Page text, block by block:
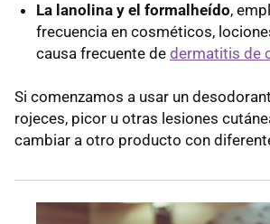
La lanolina y el formalheído,
frecuencia en cosméticos,
causa frecuente de dermatitis de
Si comenzamos a usar un
rojeces, picor u otras lesiones
cambiar a otro producto con